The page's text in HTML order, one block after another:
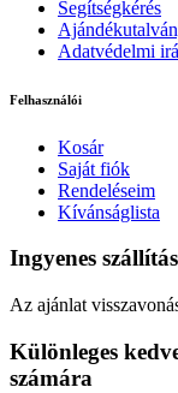
Segítségkérés
Adatvédelmi
Felhasználói
Kosár
Saját fiók
Rendeléseim
Kívánságlista
Ingyenes
Az ajánlat
Különleges
számára